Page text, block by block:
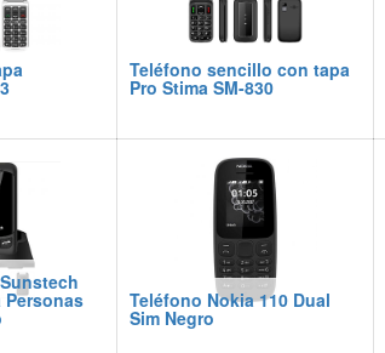
Teléfono sencillo con tapa
Pro Stima SM-830
Personas Teléfono Nokia 110 Dual
Sim Negro